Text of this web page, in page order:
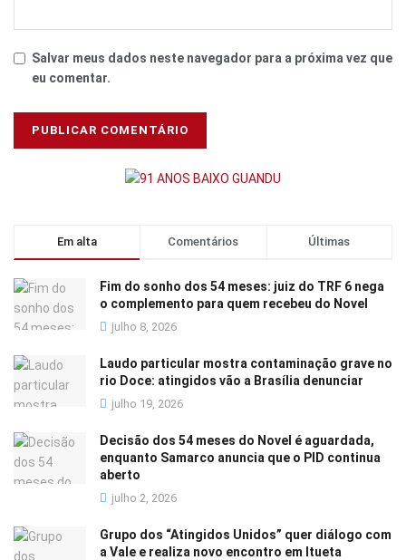
Salvar meus dados neste navegador para a próxima vez que
eu comentar.
Em alta Comentários Últimas
Fim do sonho dos 54 meses: juiz do TRF 6 nega
o complemento para quem recebeu do Novel
julho 8, 2026
Laudo particular mostra contaminação grave no
rio Doce: atingidos vão a Brasília denunciar
julho 19, 2026
Decisão dos 54 meses do Novel é aguardada,
enquanto Samarco anuncia que o PID continua
aberto
julho 2, 2026
Grupo dos “Atingidos Unidos” quer diálogo com
a Vale e realiza novo encontro em Itueta